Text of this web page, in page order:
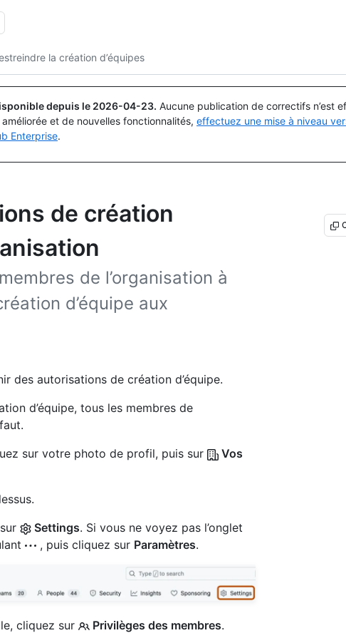
la création d’équipes
depuis le 2026-04-23. Aucune publication de correctifs n’est
et de nouvelles fonctionnalités, effectuez une mise à niveau
Enterprise.
de création
de l’organisation à
d’équipe aux
des autorisations de création d’équipe.
d’équipe, tous les membres de
sur votre photo de profil, puis sur
Vos
Settings. Si vous ne voyez pas l’onglet
, puis cliquez sur Paramètres.
cliquez sur Privilèges des membres.